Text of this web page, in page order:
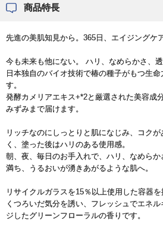
商品特長
先進の美肌知見から。365日、エイジングケ
今も未来も他にない。 ハリ、なめらかさ、透
日本独自のバイオ技術で椿の種子がもつ生
す。
発酵カメリアエキス+*2と厳選された美容成
みずみまで届けます。
リッチなのにしっとりと肌になじみ、コク
く、塗った後はハリのある使用感。
朝、夜、毎日のお手入れで、ハリ、なめら
満ち、うるおいが湧きあがるような肌へ。
リサイクルガラスを15％以上使用した容器を
くつろいだ気分を誘い、フレッシュでエネ
ジしたグリーンフローラルの香りです。